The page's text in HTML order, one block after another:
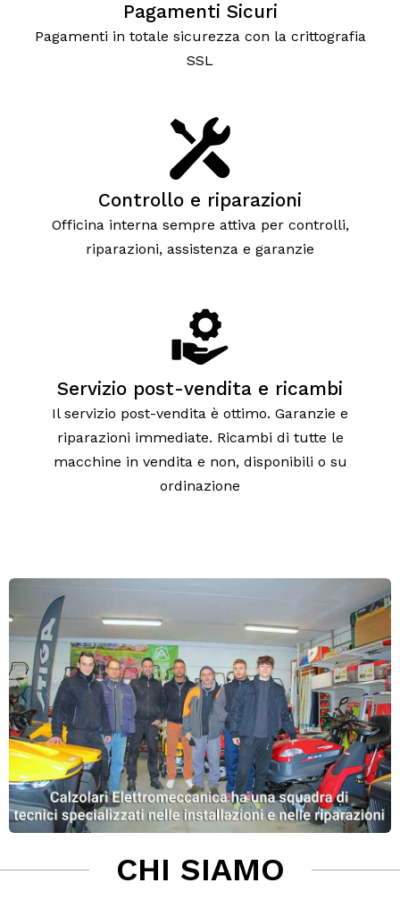
Pagamenti Sicuri
Pagamenti in totale sicurezza con la crittografia
SSL
Controllo e riparazioni
Officina interna sempre attiva per controlli,
riparazioni, assistenza e garanzie
Servizio post-vendita e ricambi
Il servizio post-vendita è ottimo. Garanzie e
riparazioni immediate. Ricambi di tutte le
macchine in vendita e non, disponibili o su
ordinazione
CHI SIAMO